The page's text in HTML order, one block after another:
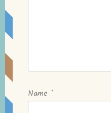
Name *